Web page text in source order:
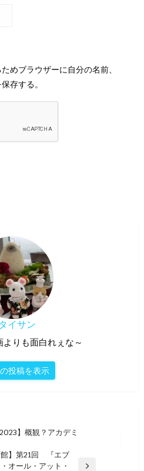
めブラウザーに自分の名前、
存する。
イサン
りも面白れぇな～
投稿を表示
】概観？アカデミ
館】第21回 『エブ
オール・アット・